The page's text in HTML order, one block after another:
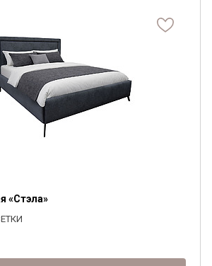
сПолитикойв отношении
персональных данных и
согласен на их обработку.
«Стэла»